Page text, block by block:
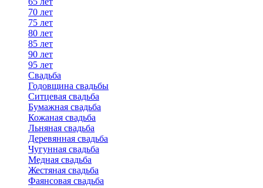
70 лет
75 лет
80 лет
85 лет
90 лет
95 лет
Свадьба
Годовщина свадьбы
Ситцевая свадьба
Бумажная свадьба
Кожаная свадьба
Льняная свадьба
Деревянная свадьба
Чугунная свадьба
Медная свадьба
Жестяная свадьба
Фаянсовая свадьба